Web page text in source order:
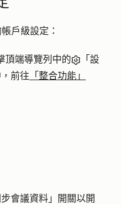
戶級設定：
頂端導覽列中的
「設
前往 「整合功能」
步會議資料 」開關以開